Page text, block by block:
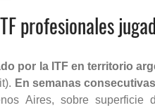
profesionales
por la ITF en territorio
En semanas
Aires, sobre superficie